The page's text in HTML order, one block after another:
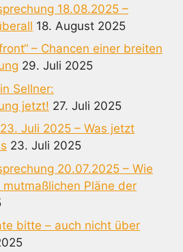
18.08.2025 –
18. August 2025
– Chancen einer breiten
29. Juli 2025
Sellner:
jetzt! 27. Juli 2025
Juli 2025 – Was jetzt
23. Juli 2025
20.07.2025 – Wie
Pläne der
bitte – auch nicht über